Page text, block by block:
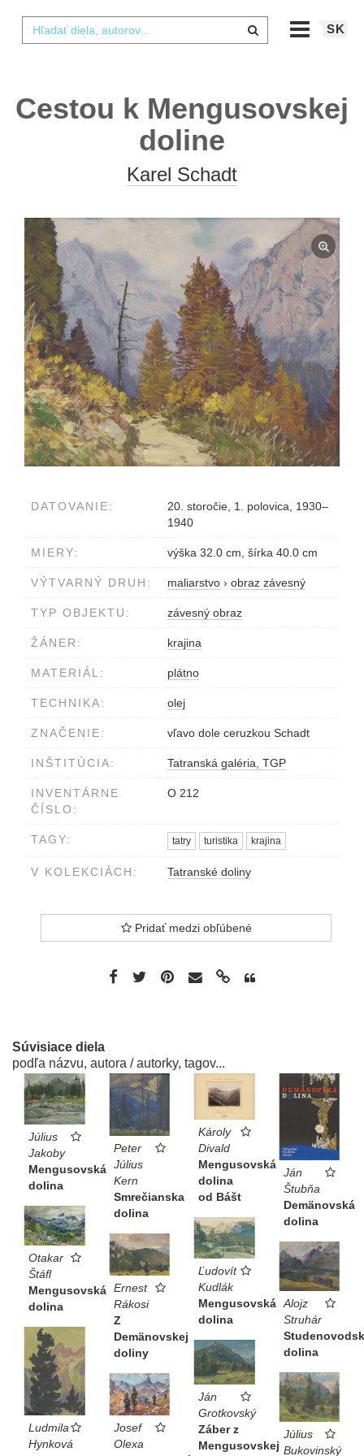
SK
Cestou k Mengusovskej
doline
Karel Schadt
DATOVANIE:
20. storočie, 1. polovica, 1930–
1940
MIERY: výška 32.0 cm, šírka 40.0 cm
VÝTVARNÝ DRUH: maliarstvo › obraz závesný
TYP OBJEKTU: závesný obraz
ŽÁNER: krajina
MATERIÁL: plátno
TECHNIKA: olej
ZNAČENIE: vľavo dole ceruzkou Schadt
INŠTITÚCIA: Tatranská galéria, TGP
INVENTÁRNE
ČÍSLO:
O 212
TAGY: tatry turistika krajina
V KOLEKCIÁCH: Tatranské doliny
Pridať medzi obľúbené
Súvisiace diela
podľa názvu, autora / autorky, tagov...
Július
Jakoby
Mengusovská
dolina
Peter
Július
Kern
Smrečianska
dolina
Károly
Divald
Mengusovská
dolina
od Bášt
Ján
Štubňa
Demänovská
dolina
Otakar
Štáfl
Mengusovská
dolina
Ľudovít
Kudlák
Mengusovská
dolina
Ernest
Rákosi
Z
Demänovskej
doliny
Alojz
Struhár
dolina
Ludmila
Hynková
Ján
Grotkovský
Záber z
Mengusovskej
Július
Bukovinský
Josef
Olexa